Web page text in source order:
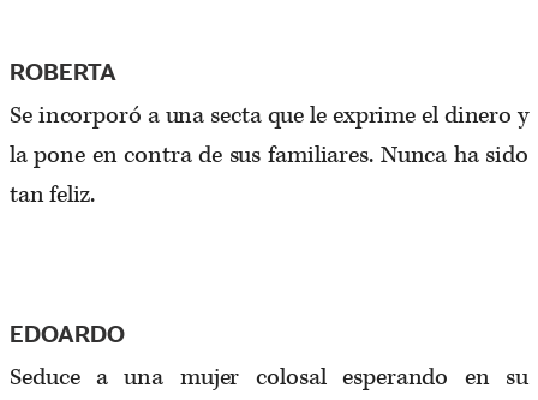
ROBERTA
Se incorporó a una secta que le exprime el dinero y
la pone en contra de sus familiares. Nunca ha sido
tan feliz.
EDOARDO
Seduce a una mujer colosal esperando en su